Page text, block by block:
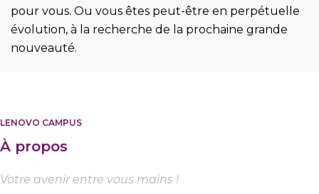
pour vous. Ou vous êtes peut-être en perpétuelle
évolution, à la recherche de la prochaine grande
nouveauté.
LENOVO CAMPUS
À propos
Votre avenir entre vous mains !